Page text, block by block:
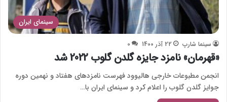
سینمای ایران
سینما شارپ 22 آذر 1400 0
«قهرمان» نامزد جایزه گلدن گلوب 2022 شد
انجمن مطبوعات خارجی هالیوود فهرست نامزدهای هفتاد و نهمین دوره
جوایز گلدن گلوب را اعلام کرد و سینمای ایران با…